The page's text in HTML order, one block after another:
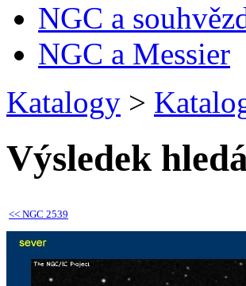
NGC a
NGC a Messier
Katalogy >
Výsledek
<< NGC 2539